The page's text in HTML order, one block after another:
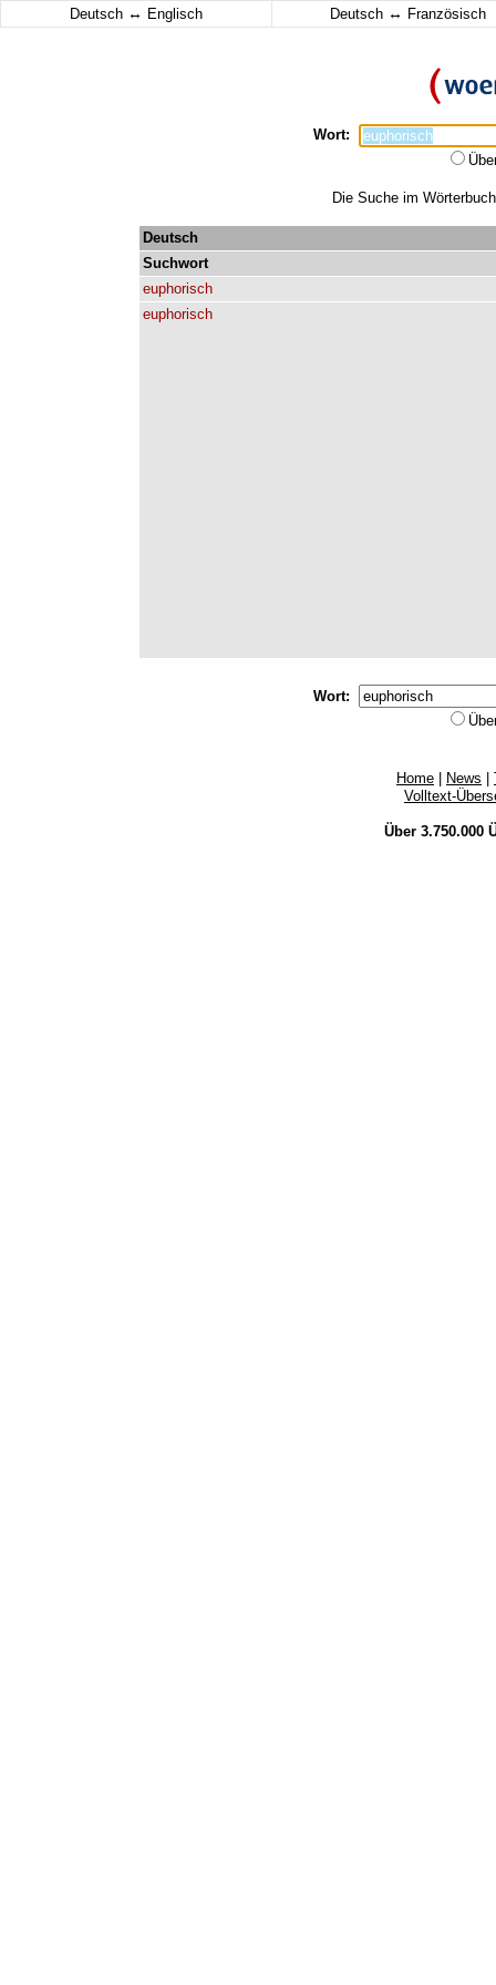
Deutsch ↔ Englisch Deutsch ↔ Französisch
Wort:
Die Suche im
Deutsch
Suchwort
euphorisch
euphorisch
Wort:
Home News
Volltext-
Über 3.750.000